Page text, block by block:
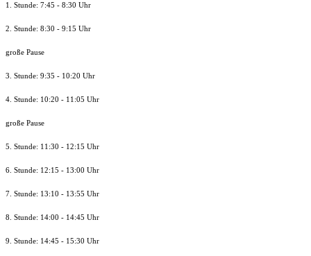
1. Stunde: 7:45 - 8:30 Uhr
2. Stunde: 8:30 - 9:15 Uhr
große Pause
3. Stunde: 9:35 - 10:20 Uhr
4. Stunde: 10:20 - 11:05 Uhr
große Pause
5. Stunde: 11:30 - 12:15 Uhr
6. Stunde: 12:15 - 13:00 Uhr
7. Stunde: 13:10 - 13:55 Uhr
8. Stunde: 14:00 - 14:45 Uhr
9. Stunde: 14:45 - 15:30 Uhr